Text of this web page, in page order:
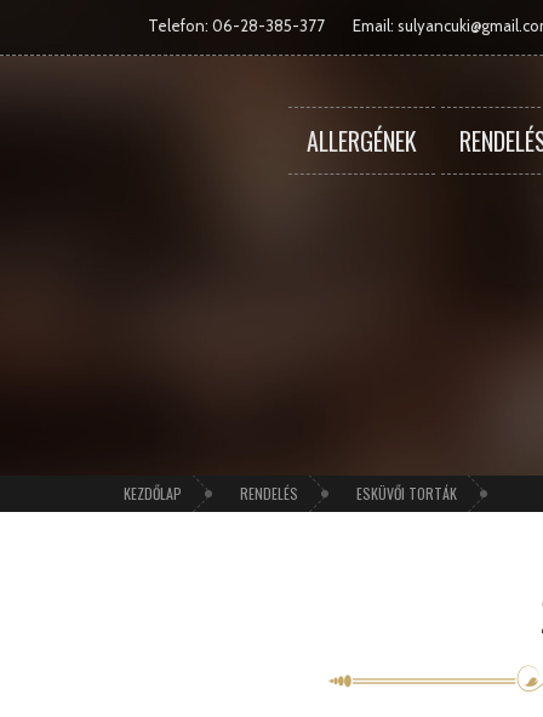
Telefon: 06-28-385-377 Email:
ALLERGÉNEK
KEZDŐLAP RENDELÉS ESKÜVŐI TORTÁK